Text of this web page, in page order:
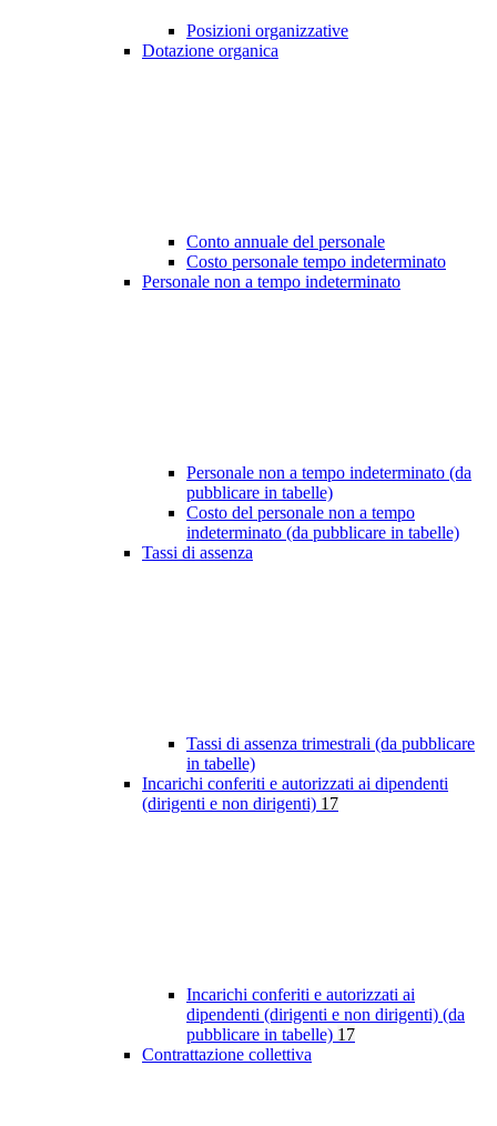
Posizioni organizzative
Dotazione organica
Conto annuale del personale
Costo personale tempo indeterminato
Personale non a tempo indeterminato
Personale non a tempo indeterminato (da
pubblicare in tabelle)
Costo del personale non a tempo
indeterminato (da pubblicare in tabelle)
Tassi di assenza
Tassi di assenza trimestrali (da pubblicare
in tabelle)
Incarichi conferiti e autorizzati ai dipendenti
(dirigenti e non dirigenti) 17
Incarichi conferiti e autorizzati ai
dipendenti (dirigenti e non dirigenti) (da
pubblicare in tabelle) 17
Contrattazione collettiva